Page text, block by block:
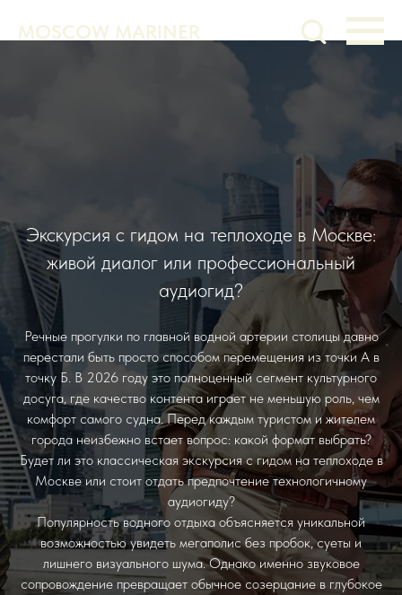
MOSCOW MARINER
Экскурсия с гидом на теплоходе в Москве:
живой диалог или профессиональный
аудиогид?
Речные прогулки по главной водной артерии столицы давно
перестали быть просто способом перемещения из точки А в
точку Б. В 2026 году это полноценный сегмент культурного
досуга, где качество контента играет не меньшую роль, чем
комфорт самого судна. Перед каждым туристом и жителем
города неизбежно встает вопрос: какой формат выбрать?
Будет ли это классическая экскурсия с гидом на теплоходе в
Москве или стоит отдать предпочтение технологичному
аудиогиду?
Популярность водного отдыха объясняется уникальной
возможностью увидеть мегаполис без пробок, суеты и
лишнего визуального шума. Однако именно звуковое
сопровождение превращает обычное созерцание в глубокое